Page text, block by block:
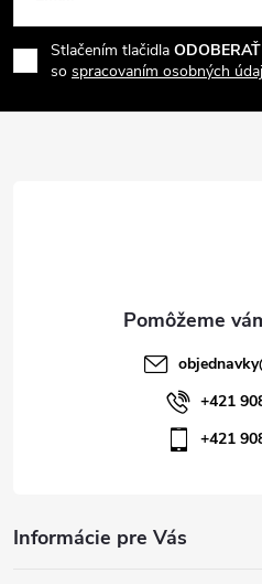
p
r
v
i
e
á
p
Stlačením tlačidla ODOBERAŤ
so spracovaním osobných
Informácie pre Vás
objednavky
+421
+421